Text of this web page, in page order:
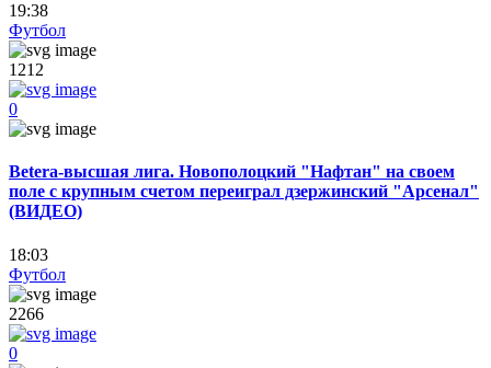
19:38
Футбол
1212
0
Betera-высшая лига. Новополоцкий "Нафтан" на своем
поле с крупным счетом переиграл дзержинский "Арсенал"
(ВИДЕО)
18:03
Футбол
2266
0